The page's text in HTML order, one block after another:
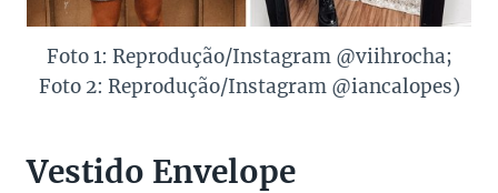
Foto 1: Reprodução/Instagram @viihrocha;
Foto 2: Reprodução/Instagram @iancalopes)
Vestido Envelope